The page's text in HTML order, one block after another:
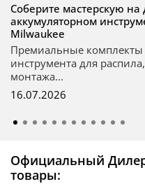
Соберите мастерскую
аккумуляторном
Milwaukee
Премиальные комплекты
инструмента для
монтажа...
16.07.2026
Официальный
товары: